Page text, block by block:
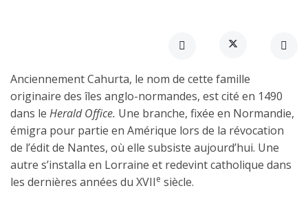
Anciennement Cahurta, le nom de cette famille
originaire des îles anglo-normandes, est cité en 1490
dans le Herald Office. Une branche, fixée en Normandie,
émigra pour partie en Amérique lors de la révocation
de l’édit de Nantes, où elle subsiste aujourd’hui. Une
autre s’installa en Lorraine et redevint catholique dans
les dernières années du XVIIe siècle.